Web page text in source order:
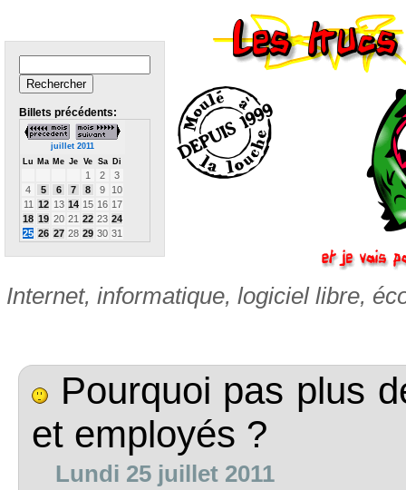
Billets précédents:
juillet 2011
Lu Ma Me Je Ve Sa Di
1 2
3
4
5 6 7 8 9
10
11 12 13 14 15 16 17
18 19 20 21 22 23 24
25 26 27 28 29 30 31
Internet, informatique, logiciel libre,
Pourquoi pas plus
et employés ?
Lundi 25 juillet 2011